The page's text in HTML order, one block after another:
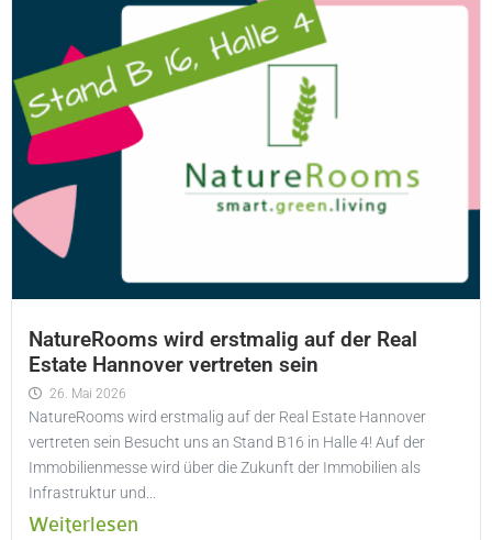
NatureRooms wird erstmalig auf der Real
Estate Hannover vertreten sein
26. Mai 2026
NatureRooms wird erstmalig auf der Real Estate Hannover
vertreten sein Besucht uns an Stand B16 in Halle 4! Auf der
Immobilienmesse wird über die Zukunft der Immobilien als
Infrastruktur und...
Weiterlesen